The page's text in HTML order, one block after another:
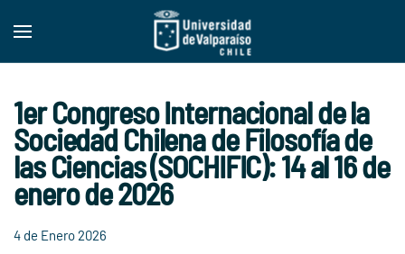
Skip to main content
1er Congreso Internacional de la
Sociedad Chilena de Filosofía de
las Ciencias (SOCHIFIC): 14 al 16 de
enero de 2026
4 de Enero 2026